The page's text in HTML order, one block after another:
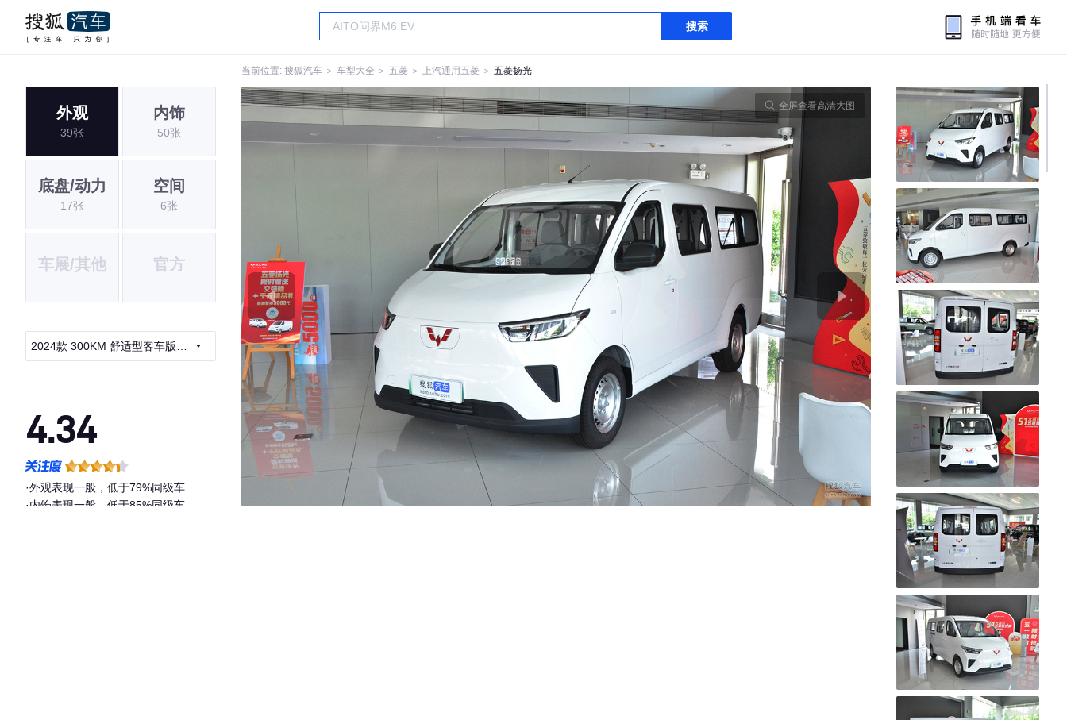
搜索
当前位置: 搜狐汽车 ＞ 车型大全 ＞ 五菱 ＞ 上汽通用五菱 ＞ 五菱扬光
外观
39张
内饰
50张
底盘/动力
17张
空间
6张
车展/其他 官方
2024款 300KM 舒适型客车版
4.34
·外观表现一般，低于79%同级车
·内饰表现一般，低于85%同级车
全屏查看高清大图